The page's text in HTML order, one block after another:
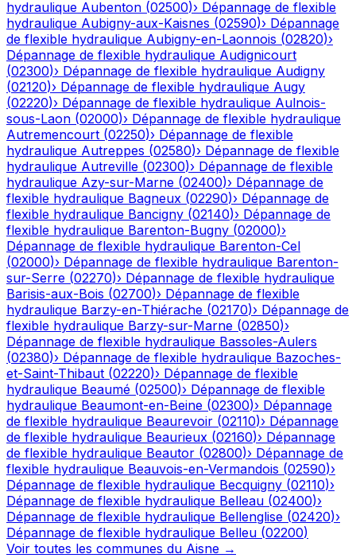
hydraulique Aubenton (02500)› Dépannage de flexible
hydraulique Aubigny-aux-Kaisnes (02590)› Dépannage
de flexible hydraulique Aubigny-en-Laonnois (02820)›
Dépannage de flexible hydraulique Audignicourt
(02300)› Dépannage de flexible hydraulique Audigny
(02120)› Dépannage de flexible hydraulique Augy
(02220)› Dépannage de flexible hydraulique Aulnois-
sous-Laon (02000)› Dépannage de flexible hydraulique
Autremencourt (02250)› Dépannage de flexible
hydraulique Autreppes (02580)› Dépannage de flexible
hydraulique Autreville (02300)› Dépannage de flexible
hydraulique Azy-sur-Marne (02400)› Dépannage de
flexible hydraulique Bagneux (02290)› Dépannage de
flexible hydraulique Bancigny (02140)› Dépannage de
flexible hydraulique Barenton-Bugny (02000)›
Dépannage de flexible hydraulique Barenton-Cel
(02000)› Dépannage de flexible hydraulique Barenton-
sur-Serre (02270)› Dépannage de flexible hydraulique
Barisis-aux-Bois (02700)› Dépannage de flexible
hydraulique Barzy-en-Thiérache (02170)› Dépannage de
flexible hydraulique Barzy-sur-Marne (02850)›
Dépannage de flexible hydraulique Bassoles-Aulers
(02380)› Dépannage de flexible hydraulique Bazoches-
et-Saint-Thibaut (02220)› Dépannage de flexible
hydraulique Beaumé (02500)› Dépannage de flexible
hydraulique Beaumont-en-Beine (02300)› Dépannage
de flexible hydraulique Beaurevoir (02110)› Dépannage
de flexible hydraulique Beaurieux (02160)› Dépannage
de flexible hydraulique Beautor (02800)› Dépannage de
flexible hydraulique Beauvois-en-Vermandois (02590)›
Dépannage de flexible hydraulique Becquigny (02110)›
Dépannage de flexible hydraulique Belleau (02400)›
Dépannage de flexible hydraulique Bellenglise (02420)›
Dépannage de flexible hydraulique Belleu (02200)
Voir toutes les communes du Aisne →